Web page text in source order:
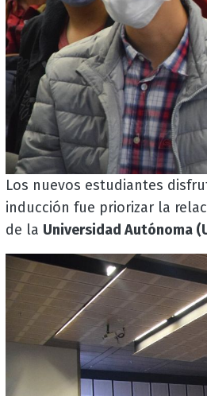
Los nuevos estudiantes
inducción fue priorizar la
de la Universidad Autónoma